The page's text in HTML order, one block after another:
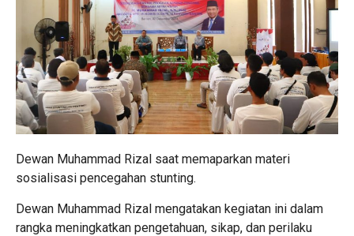
Dewan Muhammad Rizal saat memaparkan materi
sosialisasi pencegahan stunting.
Dewan Muhammad Rizal mengatakan kegiatan ini dalam
rangka meningkatkan pengetahuan, sikap, dan perilaku